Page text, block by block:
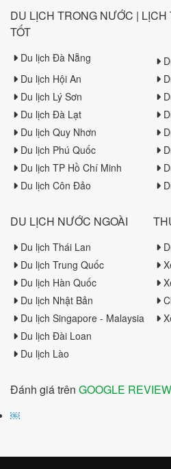
DU LỊCH TRONG NƯỚC |
TỐT
Du lịch Đà Nẵng
Du lịch Hội An
Du lịch Lý Sơn
Du lịch Đà Lạt
Du lịch Quy Nhơn
Du lịch Phú Quốc
Du lịch TP Hồ Chí Minh
Du lịch Côn Đảo
DU LỊCH NƯỚC NGOÀI
Du lịch Thái Lan
Du lịch Trung Quốc
Du lịch Hàn Quốc
Du lịch Nhật Bản
Du lịch Singapore - Malaysia
Du lịch Đài Loan
Du lịch Lào
Đánh giá trên GOOGLE REVIEW
￼